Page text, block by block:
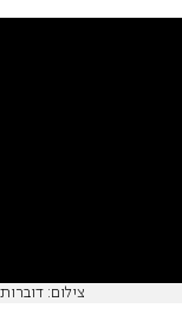
צילום: דוברות